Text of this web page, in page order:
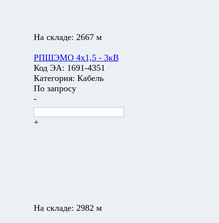
На складе: 2667 м
РПШЭМО 4х1,5 - 3кВ
Код ЭА: 1691-4351
Категория: Кабель
По запросу
-
+
На складе: 2982 м